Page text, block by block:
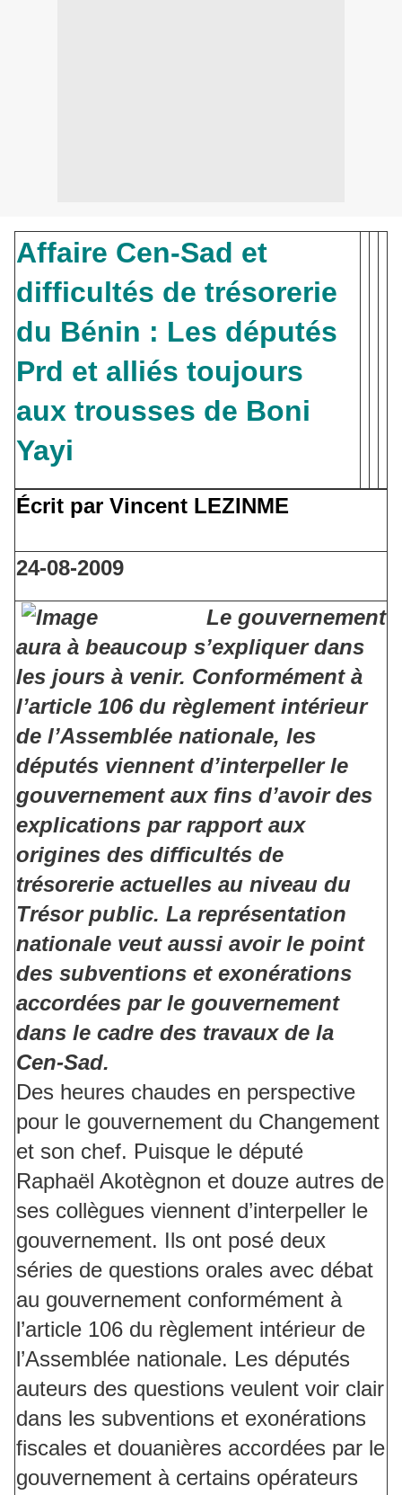
Affaire Cen-Sad et
difficultés de trésorerie
du Bénin : Les députés
Prd et alliés toujours
aux trousses de Boni
Yayi
Écrit par Vincent LEZINME
24-08-2009
Le gouvernement
aura à beaucoup s’expliquer dans
les jours à venir. Conformément à
l’article 106 du règlement intérieur
de l’Assemblée nationale, les
députés viennent d’interpeller le
gouvernement aux fins d’avoir des
explications par rapport aux
origines des difficultés de
trésorerie actuelles au niveau du
Trésor public. La représentation
nationale veut aussi avoir le point
des subventions et exonérations
accordées par le gouvernement
dans le cadre des travaux de la
Cen-Sad.
Des heures chaudes en perspective
pour le gouvernement du Changement
et son chef. Puisque le député
Raphaël Akotègnon et douze autres de
ses collègues viennent d’interpeller le
gouvernement. Ils ont posé deux
séries de questions orales avec débat
au gouvernement conformément à
l’article 106 du règlement intérieur de
l’Assemblée nationale. Les députés
auteurs des questions veulent voir clair
dans les subventions et exonérations
fiscales et douanières accordées par le
gouvernement à certains opérateurs